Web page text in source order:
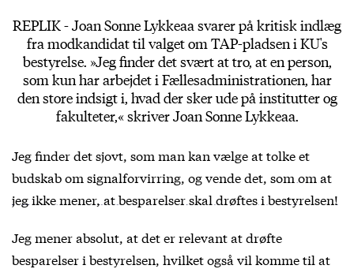
REPLIK - Joan Sonne Lykkeaa svarer på kritisk indlæg
fra modkandidat til valget om TAP-pladsen i KU's
bestyrelse. »Jeg finder det svært at tro, at en person,
som kun har arbejdet i Fællesadministrationen, har
den store indsigt i, hvad der sker ude på institutter og
fakulteter,« skriver Joan Sonne Lykkeaa.
Jeg finder det sjovt, som man kan vælge at tolke et
budskab om signalforvirring, og vende det, som om at
jeg ikke mener, at besparelser skal drøftes i bestyrelsen!
Jeg mener absolut, at det er relevant at drøfte
besparelser i bestyrelsen, hvilket også vil komme til at